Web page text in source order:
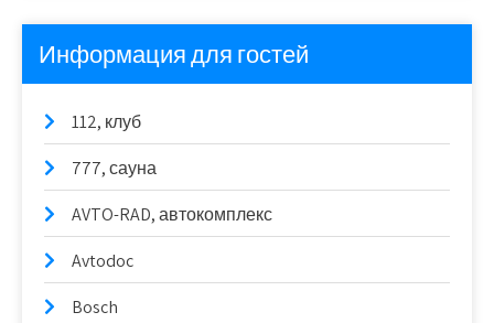
Информация для гостей
112, клуб
777, сауна
AVTO-RAD, автокомплекс
Avtodoc
Bosch